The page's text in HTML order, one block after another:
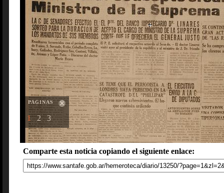
PAGINAS
1 2 3
Comparte esta noticia copiando el siguiente enlace: